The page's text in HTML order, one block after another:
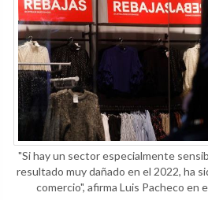
"Si hay un sector especialmente
resultado muy dañado en el 2022, ha
comercio", afirma Luis Pacheco en